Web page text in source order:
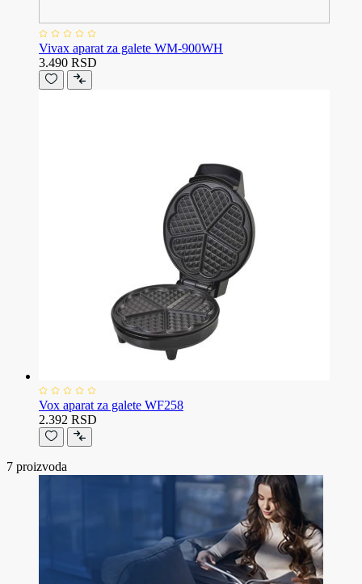
Vivax aparat za galete WM-900WH
3.490 RSD
Vox aparat za galete WF258
2.392 RSD
7 proizvoda